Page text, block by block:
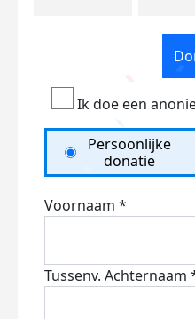
Ik doe een
Persoonlijke
donatie
Voornaam *
Tussenv. Achternaam